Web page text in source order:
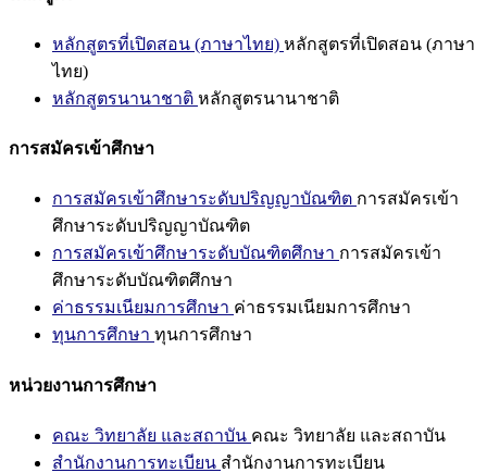
หลักสูตรที่เปิดสอน (ภาษาไทย) หลักสูตรที่เปิดสอน (ภาษา
ไทย)
หลักสูตรนานาชาติ หลักสูตรนานาชาติ
การสมัครเข้าศึกษา
การสมัครเข้าศึกษาระดับปริญญาบัณฑิต การสมัครเข้า
ศึกษาระดับปริญญาบัณฑิต
การสมัครเข้าศึกษาระดับบัณฑิตศึกษา การสมัครเข้า
ศึกษาระดับบัณฑิตศึกษา
ค่าธรรมเนียมการศึกษา ค่าธรรมเนียมการศึกษา
ทุนการศึกษา ทุนการศึกษา
หน่วยงานการศึกษา
คณะ วิทยาลัย และสถาบัน คณะ วิทยาลัย และสถาบัน
สำนักงานการทะเบียน สำนักงานการทะเบียน